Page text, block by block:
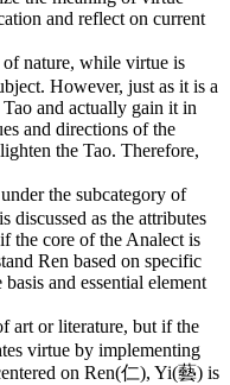
and reflect on current
nature, while virtue is
However, just as it is a
and actually gain it in
and directions of the
the Tao. Therefore,
the subcategory of
discussed as the attributes
the core of the Analect is
Ren based on specific
and essential element
art or literature, but if the
virtue by implementing
on Ren(仁), Yi(藝) is